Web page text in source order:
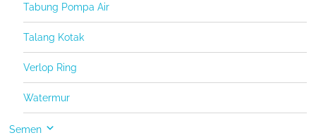
Tabung Pompa Air
Talang Kotak
Verlop Ring
Watermur
Semen